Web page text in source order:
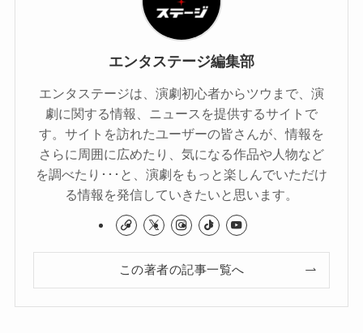
エンタステージ編集部
エンタステージは、演劇初心者からツウまで、演
劇に関する情報、ニュースを提供するサイトで
す。サイトを訪れたユーザーの皆さんが、情報を
さらに周囲に広めたり、気になる作品や人物など
を調べたり･･･と、演劇をもっと楽しんでいただけ
る情報を発信していきたいと思います。
この著者の記事一覧へ